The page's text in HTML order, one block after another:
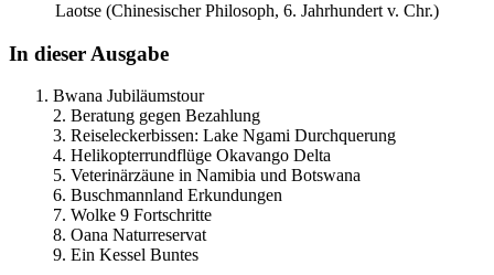
Laotse (Chinesischer Philosoph, 6. Jahrhundert v. Chr.)
In dieser Ausgabe
Bwana Jubiläumstour
2. Beratung gegen Bezahlung
3. Reiseleckerbissen: Lake Ngami Durchquerung
4. Helikopterrundflüge Okavango Delta
5. Veterinärzäune in Namibia und Botswana
6. Buschmannland Erkundungen
7. Wolke 9 Fortschritte
8. Oana Naturreservat
9. Ein Kessel Buntes